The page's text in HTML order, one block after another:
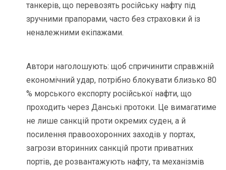
танкерів, що перевозять російську нафту під
зручними прапорами, часто без страховки й із
неналежними екіпажами.
Автори наголошують: щоб спричинити справжній
економічний удар, потрібно блокувати близько 80
% морського експорту російської нафти, що
проходить через Данські протоки. Це вимагатиме
не лише санкцій проти окремих суден, а й
посилення правоохоронних заходів у портах,
загрози вторинних санкцій проти приватних
портів, де розвантажують нафту, та механізмів